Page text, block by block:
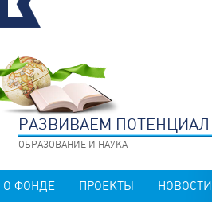
РАЗВИВАЕМ ПОТЕНЦИАЛ
ОБРАЗОВАНИЕ И НАУКА
О ФОНДЕ ПРОЕКТЫ НОВОСТИ